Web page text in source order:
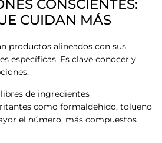
CONSCIENTES:
CUIDAN MÁS
productos alineados con sus
específicas. Es clave conocer y
:
de ingredientes
como formaldehído, tolueno
el número, más compuestos